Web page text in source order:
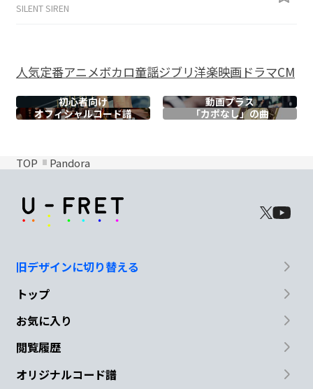
SILENT SIREN
人気定番アニメボカロ童謡ジブリ洋楽映画ドラマCM
初心者向け
動画プラス
オフィシャルコード譜 「カポなし」の曲
TOP Pandora
旧デザインに切り替える
トップ
お気に入り
閲覧履歴
オリジナルコード譜